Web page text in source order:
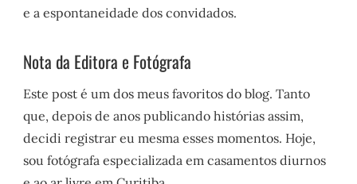
e a espontaneidade dos convidados.
Nota da Editora e Fotógrafa
Este post é um dos meus favoritos do blog. Tanto
que, depois de anos publicando histórias assim,
decidi registrar eu mesma esses momentos. Hoje,
sou fotógrafa especializada em casamentos diurnos